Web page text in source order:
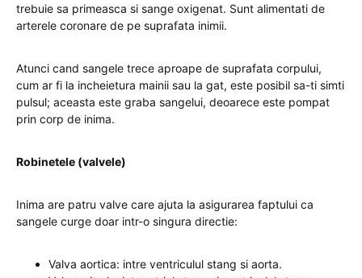
trebuie sa primeasca si sange oxigenat. Sunt alimentati de
arterele coronare de pe suprafata inimii.
Atunci cand sangele trece aproape de suprafata corpului,
cum ar fi la incheietura mainii sau la gat, este posibil sa-ti simti
pulsul; aceasta este graba sangelui, deoarece este pompat
prin corp de inima.
Robinetele (valvele)
Inima are patru valve care ajuta la asigurarea faptului ca
sangele curge doar intr-o singura directie:
Valva aortica: intre ventriculul stang si aorta.